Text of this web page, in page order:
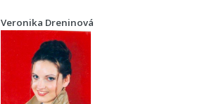
Veronika Dreninová